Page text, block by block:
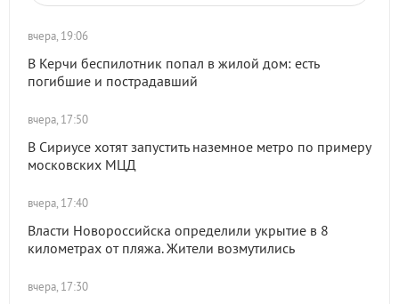
вчера, 19:06
В Керчи беспилотник попал в жилой дом: есть
погибшие и пострадавший
вчера, 17:50
В Сириусе хотят запустить наземное метро по примеру
московских МЦД
вчера, 17:40
Власти Новороссийска определили укрытие в 8
километрах от пляжа. Жители возмутились
вчера, 17:30